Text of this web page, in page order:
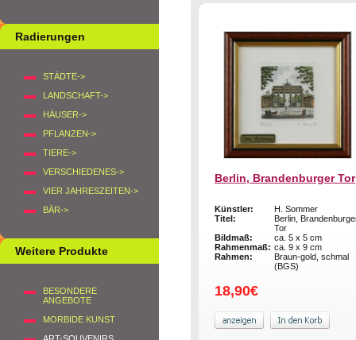
Radierungen
STÄDTE->
LANDSCHAFT->
HÄUSER->
PFLANZEN->
TIERE->
VERSCHIEDENES->
VIER JAHRESZEITEN->
BÄR->
Weitere Produkte
BESONDERE
ANGEBOTE
MORBIDE KUNST
Berlin, Brandenburger Tor
Künstler:
H. Sommer
Titel:
Berlin,
Tor
Bildmaß:
ca. 5 x 5 cm
Rahmenmaß: ca. 9 x 9 cm
Rahmen:
Braun-gold, schmal
(BGS)
18,90€